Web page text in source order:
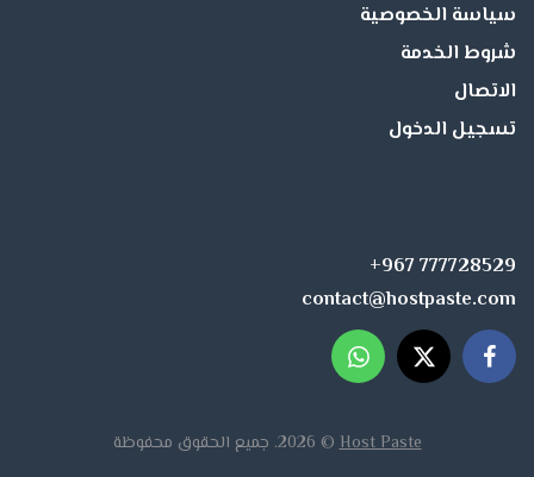
سياسة الخصوصية
شروط الخدمة
الاتصال
تسجيل الدخول
+967 777728529
contact@hostpaste.com
Host Paste© 2026. جميع الحقوق محفوظة